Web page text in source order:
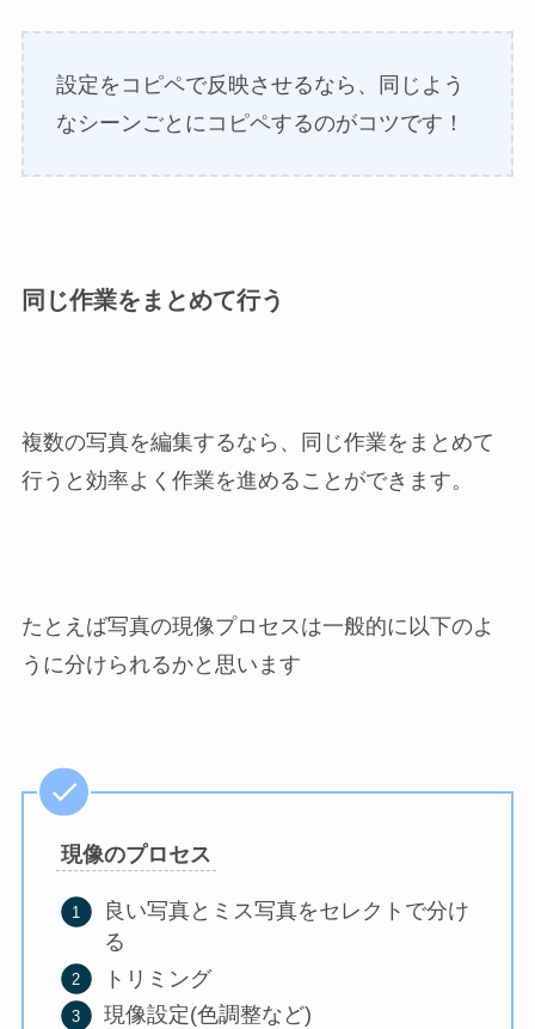
設定をコピペで反映させるなら、同じよう
なシーンごとにコピペするのがコツです！
同じ作業をまとめて行う
複数の写真を編集するなら、同じ作業をまとめて
行うと効率よく作業を進めることができます。
たとえば写真の現像プロセスは一般的に以下のよ
うに分けられるかと思います
現像のプロセス
良い写真とミス写真をセレクトで分け
る
トリミング
現像設定(色調整など)